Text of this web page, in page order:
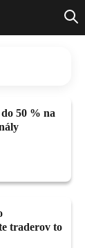
50 % na
traderov to